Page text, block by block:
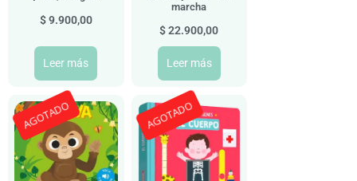
$9.900,00
Leer más
marcha
$22.900,00
Leer más
AGOTADO AGOTADO